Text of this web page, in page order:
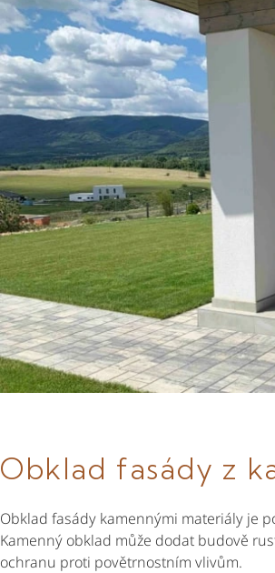
Obklad fasády z
Obklad fasády kamennými materiály je
Kamenný obklad může dodat budově
ochranu proti povětrnostním vlivům.